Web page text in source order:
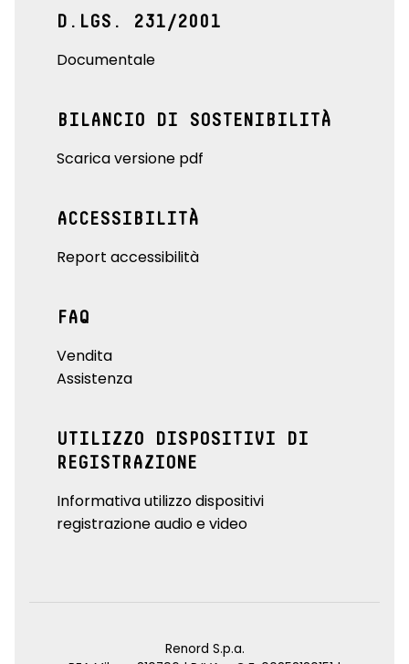
D.LGS. 231/2001
Documentale
BILANCIO DI SOSTENIBILITÀ
Scarica versione pdf
ACCESSIBILITÀ
Report accessibilità
FAQ
Vendita
Assistenza
UTILIZZO DISPOSITIVI DI
REGISTRAZIONE
Informativa utilizzo dispositivi
registrazione audio e video
Renord S.p.a.